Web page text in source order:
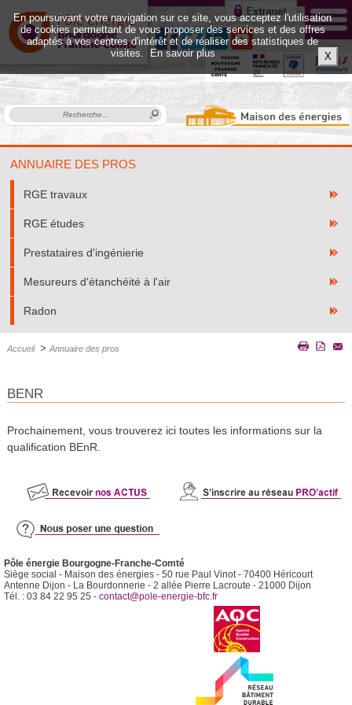
ANNUAIRE DES PROS
RGE travaux
RGE études
Prestataires d'ingénierie
Mesureurs d'étanchéité à l'air
Radon
Accueil >Annuaire des pros
BENR
Prochainement, vous trouverez ici toutes les informations sur la
qualification BEnR.
Pôle énergie Bourgogne-Franche-Comté
Siège social - Maison des énergies - 50 rue Paul Vinot - 70400 Héricourt
Antenne Dijon - La Bourdonnerie - 2 allée Pierre Lacroute - 21000 Dijon
Tél. : 03 84 22 95 25 - contact@pole-energie-bfc.fr
En poursuivant votre navigation sur ce site, vous acceptez l'utilisation
de cookies permettant de vous proposer des services et des offres
adaptés à vos centres d'intérêt et de réaliser des statistiques de
visites.
En savoir plus X